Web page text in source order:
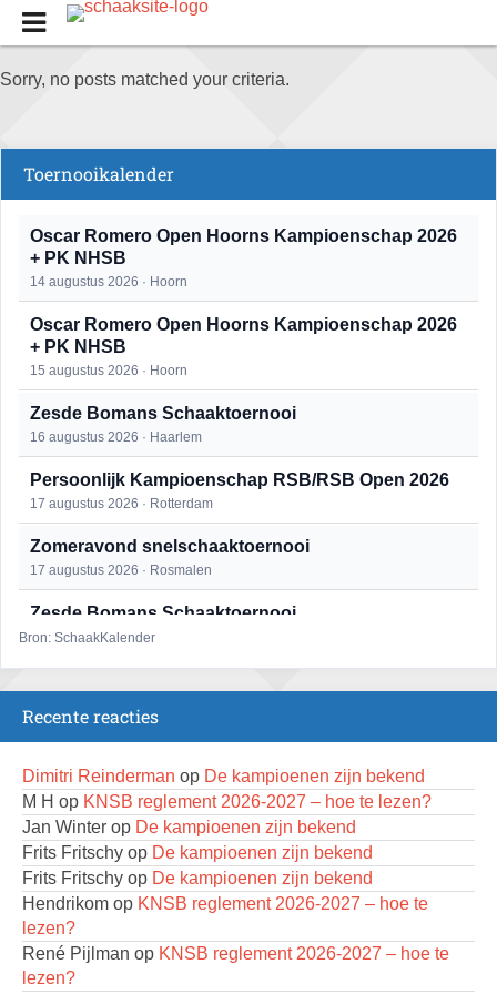
Sorry, no posts matched your criteria.
Toernooikalender
Oscar Romero Open Hoorns Kampioenschap 2026
+ PK NHSB
14 augustus 2026 · Hoorn
Oscar Romero Open Hoorns Kampioenschap 2026
+ PK NHSB
15 augustus 2026 · Hoorn
Zesde Bomans Schaaktoernooi
16 augustus 2026 · Haarlem
Persoonlijk Kampioenschap RSB/RSB Open 2026
17 augustus 2026 · Rotterdam
Zomeravond snelschaaktoernooi
17 augustus 2026 · Rosmalen
Zesde Bomans Schaaktoernooi
17 augustus 2026 · Haarlem
Persoonlijk Kampioenschap RSB/RSB Open 2026
18 augustus 2026 · Rotterdam
Mat op ‘t Wad
22 augustus 2026 · Den Burg, Texel
Simultaan The Butcher
22 augustus 2026 · Utrecht
Open 6e Senioren-50+ Zomer-rapidschaaktoernooi
22 augustus 2026 · Udenhout, Gemeente Tilburg
Bron: SchaakKalender
Recente reacties
Dimitri Reinderman op De kampioenen zijn bekend
M H op KNSB reglement 2026-2027 – hoe te lezen?
Jan Winter op De kampioenen zijn bekend
Frits Fritschy op De kampioenen zijn bekend
Frits Fritschy op De kampioenen zijn bekend
Hendrikom op KNSB reglement 2026-2027 – hoe te
lezen?
René Pijlman op KNSB reglement 2026-2027 – hoe te
lezen?